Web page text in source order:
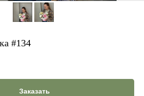
#134
Заказать